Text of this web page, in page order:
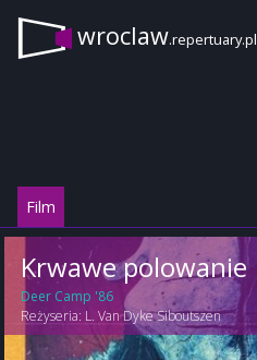
wroclaw.repertuary.pl
Film
Krwawe polowanie
Deer Camp '86
Reżyseria: L. Van Dyke Siboutszen